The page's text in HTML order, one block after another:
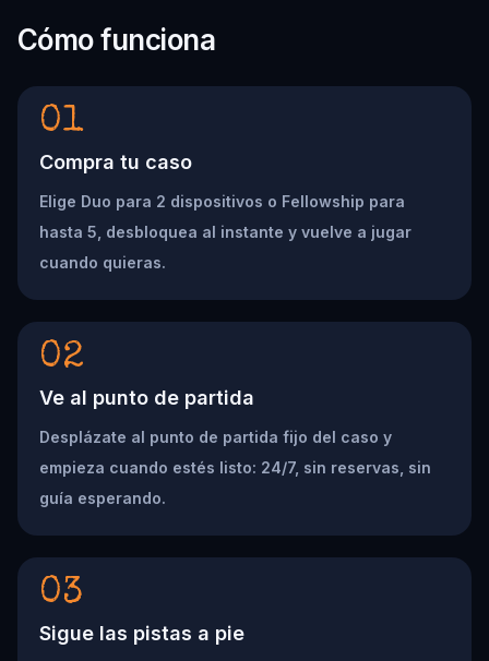
Cómo funciona
01
Compra tu caso
Elige Duo para 2 dispositivos o Fellowship para
hasta 5, desbloquea al instante y vuelve a jugar
cuando quieras.
02
Ve al punto de partida
Desplázate al punto de partida fijo del caso y
empieza cuando estés listo: 24/7, sin reservas, sin
guía esperando.
03
Sigue las pistas a pie